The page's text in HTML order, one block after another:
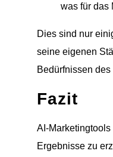
was für das
Dies sind nur
seine eigenen
Bedürfnissen
Fazit
AI-
Ergebnisse zu